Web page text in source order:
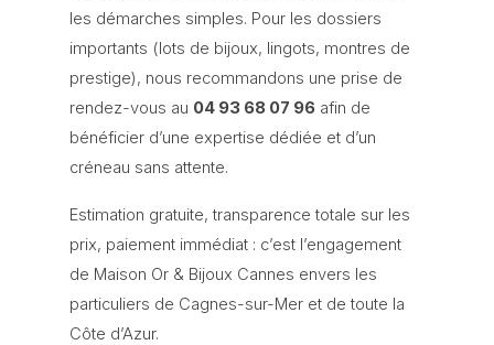
les démarches simples. Pour les dossiers
importants (lots de bijoux, lingots, montres de
prestige), nous recommandons une prise de
rendez-vous au 04 93 68 07 96afin de
bénéficier d’une expertise dédiée et d’un
créneau sans attente.
Estimation gratuite, transparence totale sur les
prix, paiement immédiat : c’est l’engagement
de Maison Or & Bijoux Cannes envers les
particuliers de Cagnes-sur-Mer et de toute la
Côte d’Azur.